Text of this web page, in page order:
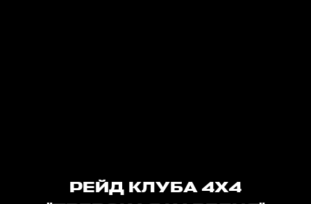
РЕЙД КЛУБА 4Х4